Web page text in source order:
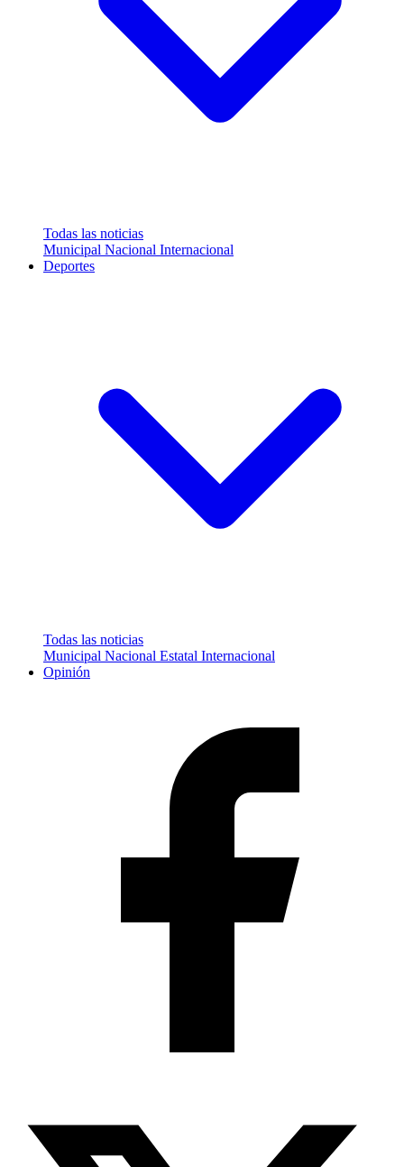
Todas las noticias
Municipal Nacional Internacional
Deportes
Todas las noticias
Municipal Nacional Estatal Internacional
Opinión